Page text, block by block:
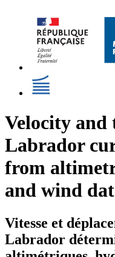
Velocity
Labrador
from
and wind
Vitesse et
Labrador